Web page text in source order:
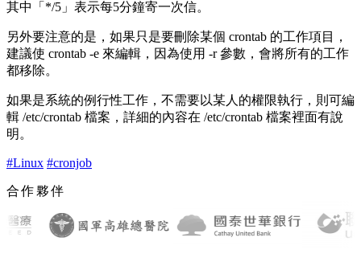
其中「 */5 」表示每5分鐘寄一次信。
另外要注意的是，如果只是要刪除某個 crontab 的工作項目，
建議使 crontab -e 來編輯，因為使用 -r參數，會將所有的工作
都移除。
如果是系統的例行性工作，不需要以某人的權限執行，則可編
輯 /etc/crontab 檔案，詳細的內容在 /etc/crontab 檔案裡面有說
明。
#Linux #cronjob
合作夥伴